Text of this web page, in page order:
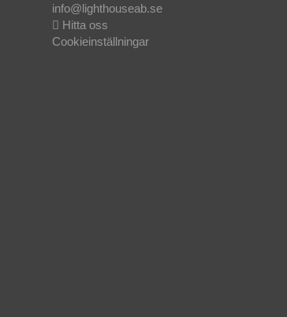
info@lighthouseab.se
Hitta oss
Cookieinställningar